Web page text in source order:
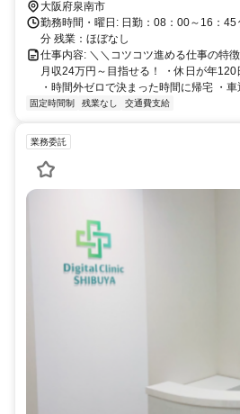
大阪府泉南市
勤務時間・曜日: 日勤：08：00～16：
分 残業：ほぼなし
仕事内容: ＼＼コツコツ進める仕事の特
月収24万円～目指せる！ ・休日が年
・時間外ゼロで決まった時間に帰宅 ・
固定時間制 残業なし 交通費支給
業務委託